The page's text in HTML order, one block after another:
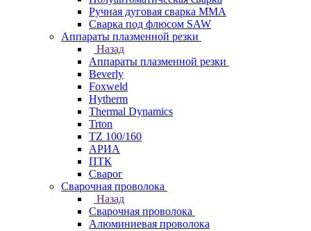
Ручная дуговая сварка MMA
Сварка под флюсом SAW
Аппараты плазменной резки
Назад
Аппараты плазменной резки
Beverly
Foxweld
Hytherm
Thermal Dynamics
Trton
TZ 100/160
АРИА
ПТК
Сварог
Сварочная проволока
Назад
Сварочная проволока
Алюминиевая проволока